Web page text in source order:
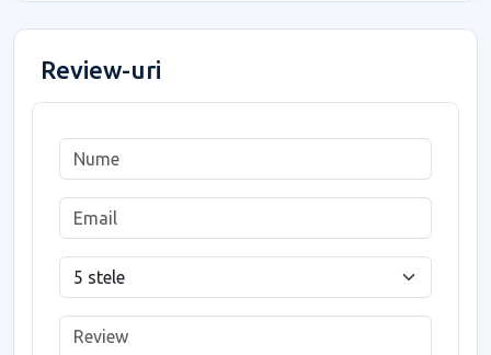
Review-uri